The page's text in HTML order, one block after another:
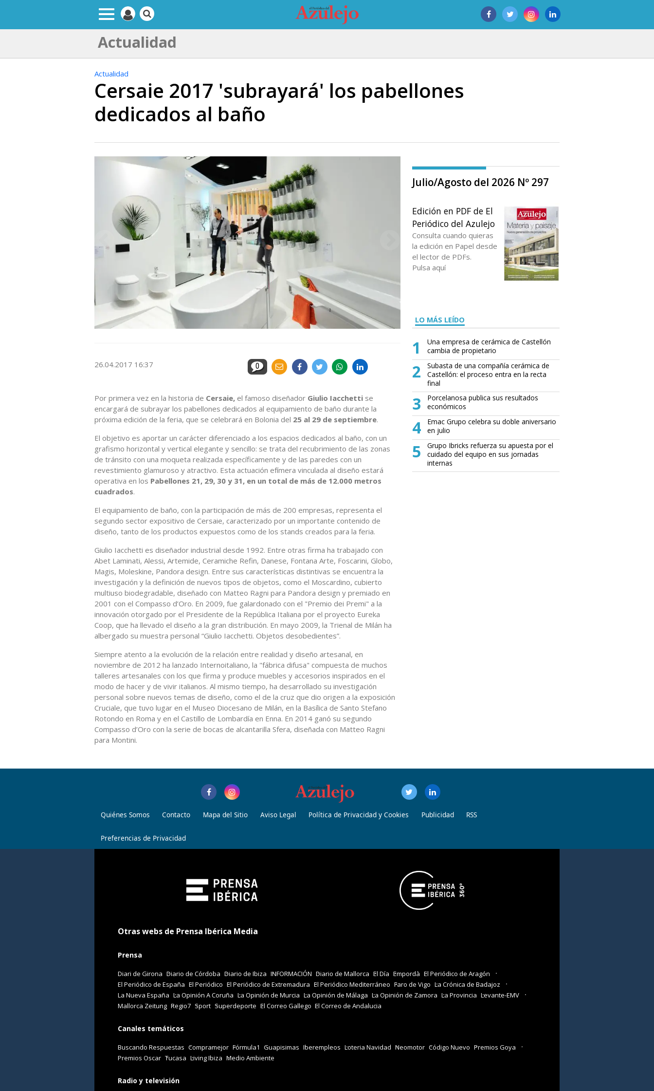
Actualidad
Actualidad
Cersaie 2017 'subrayará' los pabellones
dedicados al baño
26.04.2017 16:37 0
Por primera vez en la historia de Cersaie, el famoso diseñador Giulio Iacchetti se
encargará de subrayar los pabellones dedicados al equipamiento de baño durante la
próxima edición de la feria, que se celebrará en Bolonia del 25 al 29 de septiembre.
El objetivo es aportar un carácter diferenciado a los espacios dedicados al baño, con un
grafismo horizontal y vertical elegante y sencillo: se trata del recubrimiento de las zonas
de tránsito con una moqueta realizada específicamente y de las paredes con un
revestimiento glamuroso y atractivo. Esta actuación efímera vinculada al diseño estará
operativa en los Pabellones 21, 29, 30 y 31, en un total de más de 12.000 metros
cuadrados.
El equipamiento de baño, con la participación de más de 200 empresas, representa el
segundo sector expositivo de Cersaie, caracterizado por un importante contenido de
diseño, tanto de los productos expuestos como de los stands creados para la feria.
Giulio Iacchetti es diseñador industrial desde 1992. Entre otras firma ha trabajado con
Abet Laminati, Alessi, Artemide, Ceramiche Refin, Danese, Fontana Arte, Foscarini, Globo,
Magis, Moleskine, Pandora design. Entre sus características distintivas se encuentra la
investigación y la definición de nuevos tipos de objetos, como el Moscardino, cubierto
multiuso biodegradable, diseñado con Matteo Ragni para Pandora design y premiado en
2001 con el Compasso d’Oro. En 2009, fue galardonado con el "Premio dei Premi" a la
innovación otorgado por el Presidente de la República Italiana por el proyecto Eureka
Coop, que ha llevado el diseño a la gran distribución. En mayo 2009, la Trienal de Milán ha
albergado su muestra personal “Giulio Iacchetti. Objetos desobedientes”.
Siempre atento a la evolución de la relación entre realidad y diseño artesanal, en
noviembre de 2012 ha lanzado Internoitaliano, la "fábrica difusa" compuesta de muchos
talleres artesanales con los que firma y produce muebles y accesorios inspirados en el
modo de hacer y de vivir italianos. Al mismo tiempo, ha desarrollado su investigación
personal sobre nuevos temas de diseño, como el de la cruz que dio origen a la exposición
Cruciale, que tuvo lugar en el Museo Diocesano de Milán, en la Basílica de Santo Stefano
Rotondo en Roma y en el Castillo de Lombardía en Enna. En 2014 ganó su segundo
Compasso d’Oro con la serie de bocas de alcantarilla Sfera, diseñada con Matteo Ragni
para Montini.
Julio/Agosto del 2026 Nº 297
Edición en PDF de El
Periódico del Azulejo
Consulta cuando quieras
la edición en Papel desde
el lector de PDFs.
Pulsa aquí
LO MÁS LEÍDO
1
Una empresa de cerámica de Castellón
cambia de propietario
2
Subasta de una compañía cerámica de
Castellón: el proceso entra en la recta
final
3
Porcelanosa publica sus resultados
económicos
4
Emac Grupo celebra su doble aniversario
en julio
5
Grupo Ibricks refuerza su apuesta por el
cuidado del equipo en sus jornadas
internas
Quiénes Somos Contacto Mapa del Sitio Aviso Legal Política de Privacidad y Cookies Publicidad RSS
Preferencias de Privacidad
Otras webs de Prensa Ibérica Media
Prensa
Diari de Girona Diario de Córdoba Diario de Ibiza INFORMACIÓN Diario de Mallorca El Día Empordà El Periódico de Aragón
El Periódico de España El Periódico El Periódico de Extremadura El Periódico Mediterráneo Faro de Vigo La Crónica de Badajoz
La Nueva España La Opinión A Coruña La Opinión de Murcia La Opinión de Málaga La Opinión de Zamora La Provincia Levante-EMV
Mallorca Zeitung Regio7 Sport Superdeporte El Correo Gallego El Correo de Andalucia
Canales temáticos
Buscando Respuestas Compramejor Fórmula1 Guapisimas Iberempleos Loteria Navidad Neomotor Código Nuevo Premios Goya
Premios Oscar Tucasa Living Ibiza Medio Ambiente
Radio y televisión